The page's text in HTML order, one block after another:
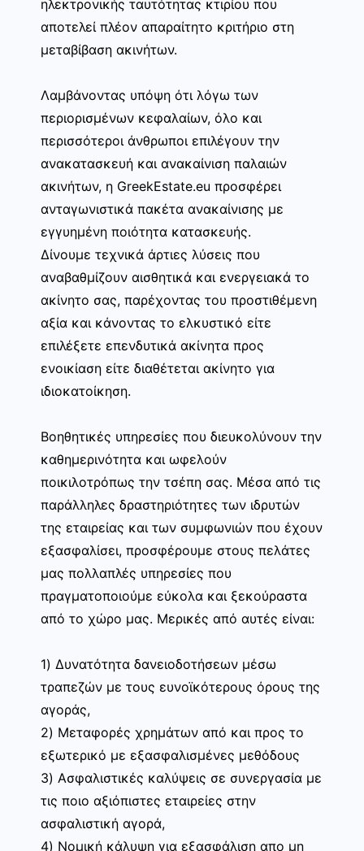
ηλεκτρονικής ταυτότητας κτιρίου που
αποτελεί πλέον απαραίτητο κριτήριο στη
μεταβίβαση ακινήτων.
Λαμβάνοντας υπόψη ότι λόγω των
περιορισμένων κεφαλαίων, όλο και
περισσότεροι άνθρωποι επιλέγουν την
ανακατασκευή και ανακαίνιση παλαιών
ακινήτων, η GreekEstate.eu προσφέρει
ανταγωνιστικά πακέτα ανακαίνισης με
εγγυημένη ποιότητα κατασκευής.
Δίνουμε τεχνικά άρτιες λύσεις που
αναβαθμίζουν αισθητικά και ενεργειακά το
ακίνητο σας, παρέχοντας του προστιθέμενη
αξία και κάνοντας το ελκυστικό είτε
επιλέξετε επενδυτικά ακίνητα προς
ενοικίαση είτε διαθέτεται ακίνητο για
ιδιοκατοίκηση.
Βοηθητικές υπηρεσίες που διευκολύνουν την
καθημερινότητα και ωφελούν
ποικιλοτρόπως την τσέπη σας. Μέσα από τις
παράλληλες δραστηριότητες των ιδρυτών
της εταιρείας και των συμφωνιών που έχουν
εξασφαλίσει, προσφέρουμε στους πελάτες
μας πολλαπλές υπηρεσίες που
πραγματοποιούμε εύκολα και ξεκούραστα
από το χώρο μας. Μερικές από αυτές είναι:
1) Δυνατότητα δανειοδοτήσεων μέσω
τραπεζών με τους ευνοϊκότερους όρους της
αγοράς,
2) Μεταφορές χρημάτων από και προς το
εξωτερικό με εξασφαλισμένες μεθόδους
3) Ασφαλιστικές καλύψεις σε συνεργασία με
τις ποιο αξιόπιστες εταιρείες στην
ασφαλιστική αγορά,
4) Νομική κάλυψη για εξασφάλιση απο μη